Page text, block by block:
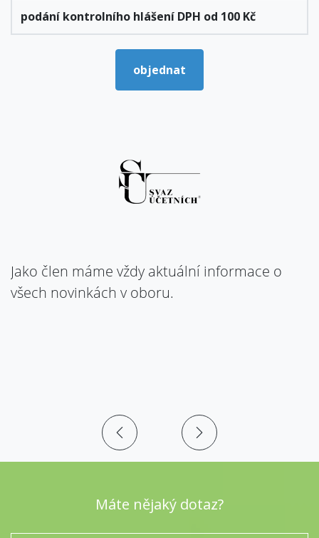
podání kontrolního hlášení DPH od 100 Kč
objednat
Jako člen máme vždy aktuální informace o
všech novinkách v oboru.
Máte nějaký dotaz?